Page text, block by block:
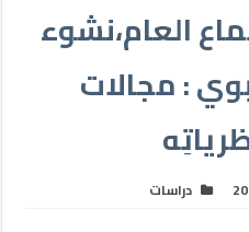
العام،نشوء
: مجالات
دراسات